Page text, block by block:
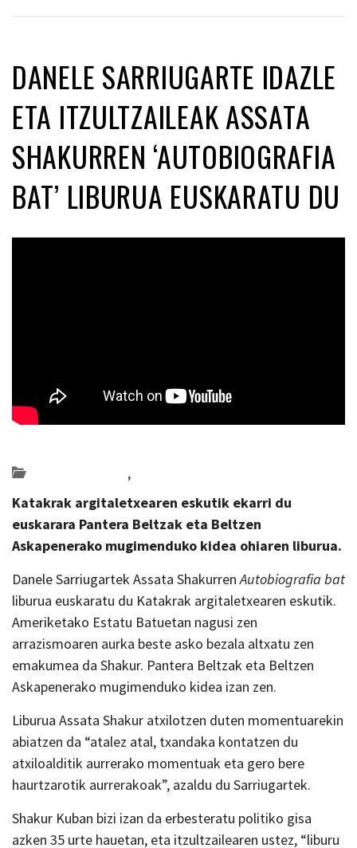
DANELE SARRIUGARTE IDAZLE
ETA ITZULTZAILEAK ASSATA
SHAKURREN ‘AUTOBIOGRAFIA
BAT’ LIBURUA EUSKARATU DU
,
Katakrak argitaletxearen eskutik ekarri du
euskarara Pantera Beltzak eta Beltzen
Askapenerako mugimenduko kidea ohiaren liburua.
Danele Sarriugartek Assata ShakurrenAutobiografia bat
liburua euskaratu du Katakrak argitaletxearen eskutik.
Ameriketako Estatu Batuetan nagusi zen
arrazismoaren aurka beste asko bezala altxatu zen
emakumea da Shakur. Pantera Beltzak eta Beltzen
Askapenerako mugimenduko kidea izan zen.
Liburua Assata Shakur atxilotzen duten momentuarekin
abiatzen da “atalez atal, txandaka kontatzen du
atxiloalditik aurrerako momentuak eta gero bere
haurtzarotik aurrerakoak”, azaldu du Sarriugartek.
Shakur Kuban bizi izan da erbesteratu politiko gisa
azken 35 urte hauetan, eta itzultzailearen ustez, “liburu